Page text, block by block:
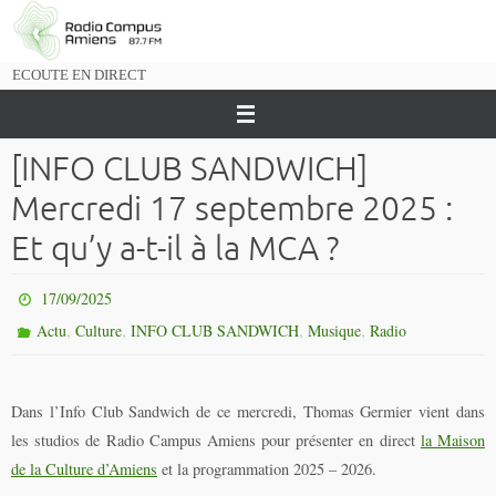
Passer
vers
ECOUTE EN DIRECT
[INFO CLUB SANDWICH]
Mercredi 17 septembre 2025 :
Et qu’y a-t-il à la MCA ?
17/09/2025
Actu,Culture,INFO CLUB SANDWICH,Musique,Radio
Dans l’Info Club Sandwich de ce mercredi, Thomas Germier vient dans
les studios de Radio Campus Amiens pour présenter en direct la Maison
de la Culture d’Amiens et la programmation 2025 – 2026.